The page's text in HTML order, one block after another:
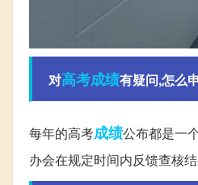
对高考成绩有疑问,怎么
每年的高考成绩公布都是一
办会在规定时间内反馈查核